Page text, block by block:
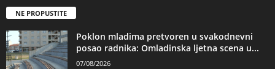
NE PROPUSTITE
Poklon mladima pretvoren u svakodnevni
posao radnika: Omladinska ljetna scena u...
07/08/2026